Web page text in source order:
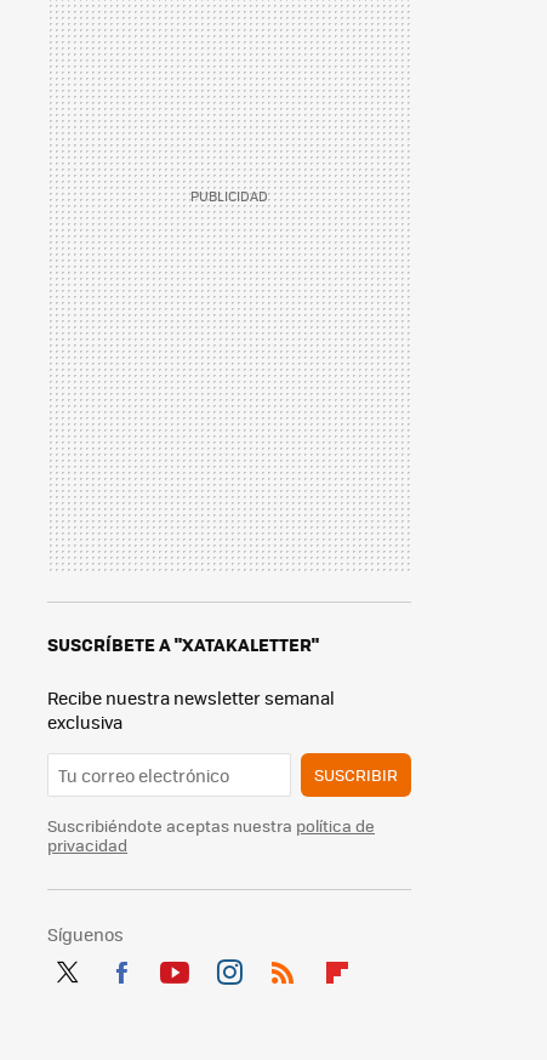
SUSCRÍBETE A "XATAKALETTER"
Recibe nuestra newsletter semanal
exclusiva
SUSCRIBIR
Suscribiéndote aceptas nuestra política de
privacidad
Síguenos